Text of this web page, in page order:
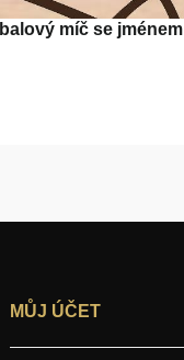
míč se jménem
MŮJ ÚČET